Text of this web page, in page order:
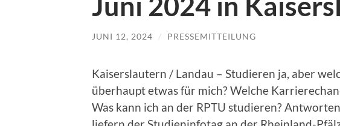
JUNI 12, 2024 / PRESSEMITTEILUNG
Kaiserslautern / Landau – Studieren ja, aber
überhaupt etwas für mich? Welche
Was kann ich an der RPTU studieren?